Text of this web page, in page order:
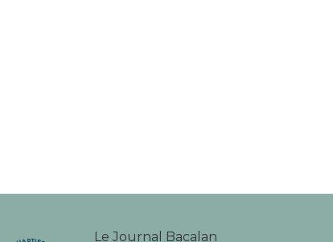
Le Journal Bacalan